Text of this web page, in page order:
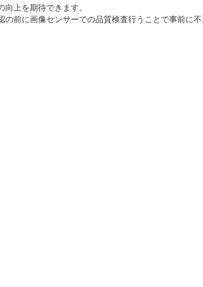
上を期待できます。
前に画像センサーでの品質検査行うことで事前に